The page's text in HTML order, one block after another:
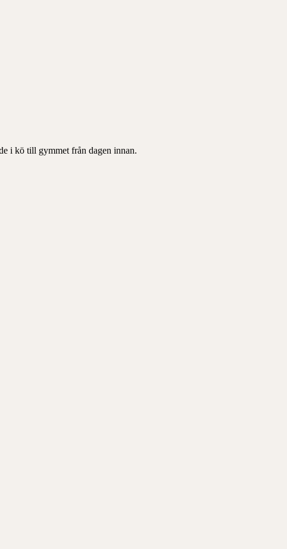
i kö till gymmet från dagen innan.